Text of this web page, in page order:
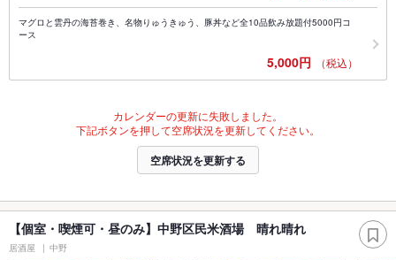
マグロと雲丹の海苔巻き、名物りゅうきゅう、豚丼など全10品飲み放題付5000円コ
ース
5,000円 （税込）
カレンダーの更新に失敗しました。
下記ボタンを押して空席状況を更新してください。
空席状況を更新する
【個室・喫煙可・昼のみ】中野区民米酒場 晴れ晴れ
居酒屋 中野